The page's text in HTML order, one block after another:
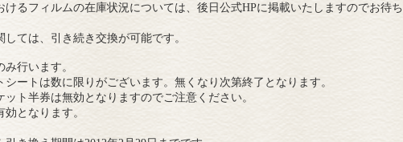
るフィルムの在庫状況については、後日公式HPに掲載いたしますのでお待ち
ては、引き続き交換が可能です。
行います。
ートは数に限りがございます。無くなり次第終了となります。
ト半券は無効となりますのでご注意ください。
となります。